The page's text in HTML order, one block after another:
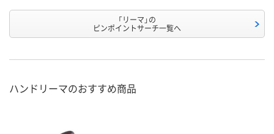
「リーマ」の
ピンポイントサーチ一覧へ
ハンドリーマのおすすめ商品